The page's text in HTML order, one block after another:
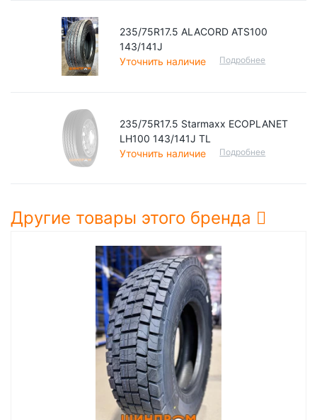
235/75R17.5 ALACORD ATS100
143/141J
Уточнить наличие
Подробнее
235/75R17.5 Starmaxx ECOPLANET
LH100 143/141J TL
Уточнить наличие
Подробнее
Другие товары этого бренда